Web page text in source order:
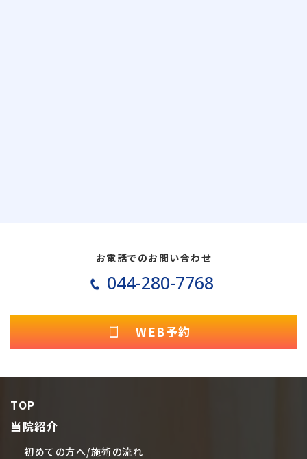
お電話でのお問い合わせ
044-280-7768
WEB予約
TOP
当院紹介
初めての方へ/施術の流れ